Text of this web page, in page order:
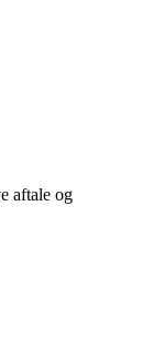
aftale og